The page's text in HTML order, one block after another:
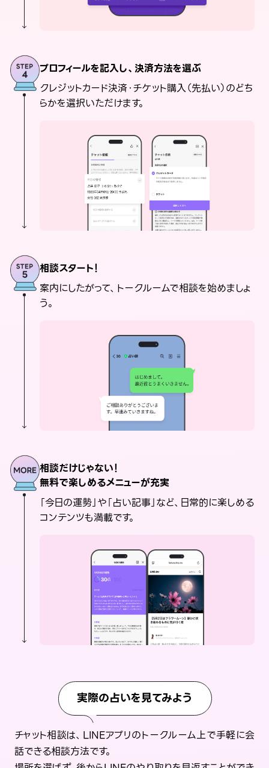
プロフィールを記入し、決済方法を選ぶ
クレジットカード決済・チケット購入（先払い）のどち
らかを選択いただけます。
相談スタート！
案内にしたがって、トークルームで相談を始めましょ
う。
相談だけじゃない！
無料で楽しめるメニューが充実
「今日の運勢」や「占い記事」など、日常的に楽しめる
コンテンツも満載です。
実際の占いを見てみよう
チャット相談は、LINEアプリのトークルーム上で手軽に会
話できる相談方法です。